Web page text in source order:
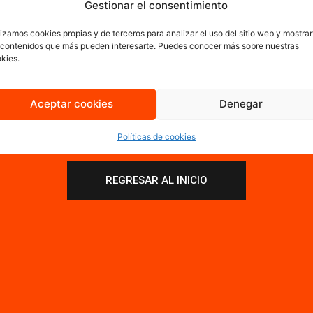
Gestionar el consentimiento
cookies propias y de terceros para analizar el uso del sitio web y
que más pueden interesarte. Puedes conocer más sobre nuestras
Aceptar cookies Denegar
Políticas de cookies
por contactar con
En breve nos pondremos en contacto contigo para dar
seguimiento a tu proyecto.
¡Que tengas un buen día!
REGRESAR AL INICIO